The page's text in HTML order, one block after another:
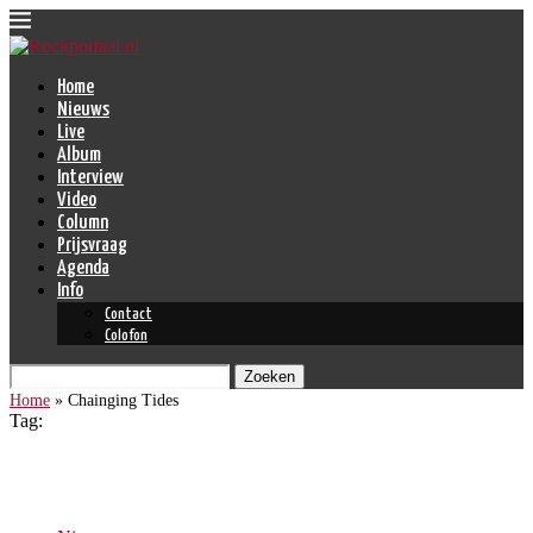
Home
Nieuws
Live
Album
Interview
Video
Column
Prijsvraag
Agenda
Info
Contact
Colofon
Zoeken
Home » Chainging Tides
Tag: